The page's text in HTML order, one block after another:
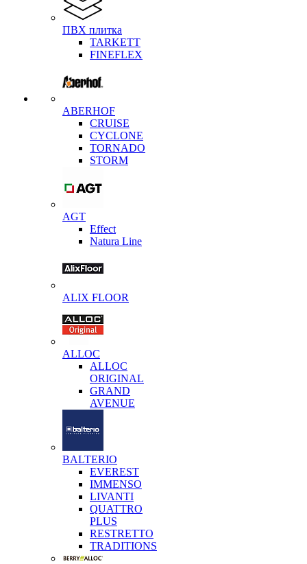
ПВХ плитка
TARKETT
FINEFLEX
ABERHOF
CRUISE
CYCLONE
TORNADO
STORM
AGT
Effect
Natura Line
ALIX FLOOR
ALLOC
ALLOC
ORIGINAL
GRAND
AVENUE
BALTERIO
EVEREST
IMMENSO
LIVANTI
QUATTRO
PLUS
RESTRETTO
TRADITIONS